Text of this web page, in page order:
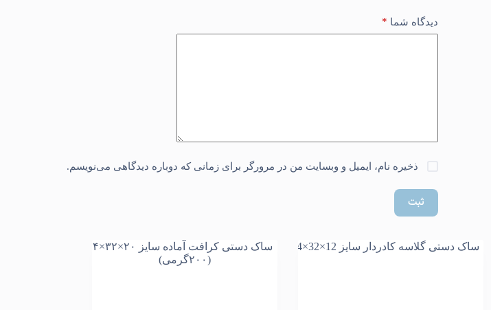
دیدگاه شما *
ذخیره نام، ایمیل و وبسایت من در مرورگر برای زمانی که دوباره دیدگاهی می‌نویسم.
ثبت